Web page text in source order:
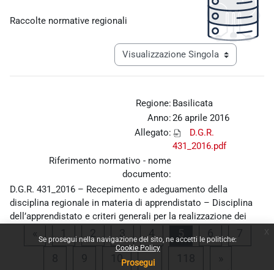
Se prosegui nella navigazione del sito, ne accetti le politiche:
Cookie Policy
Prosegui
Raccolte normative regionali
Navigazione terziaria modalità
Regione: Basilicata
Anno:26 aprile 2016
Allegato:
D.G.R.
431_2016.pdf
Riferimento normativo - nome
documento:
D.G.R. 431_2016 – Recepimento e adeguamento della
disciplina regionale in materia di apprendistato – Disciplina
dell’apprendistato e criteri generali per la realizzazione dei
giugno 2015, n. 81
Pagina precedente
Pagina 1Pagina 2
3 Pagina 3
4Pagina 4Pagina 5Pagina 6
Pagina 9
10Pagina 10
…